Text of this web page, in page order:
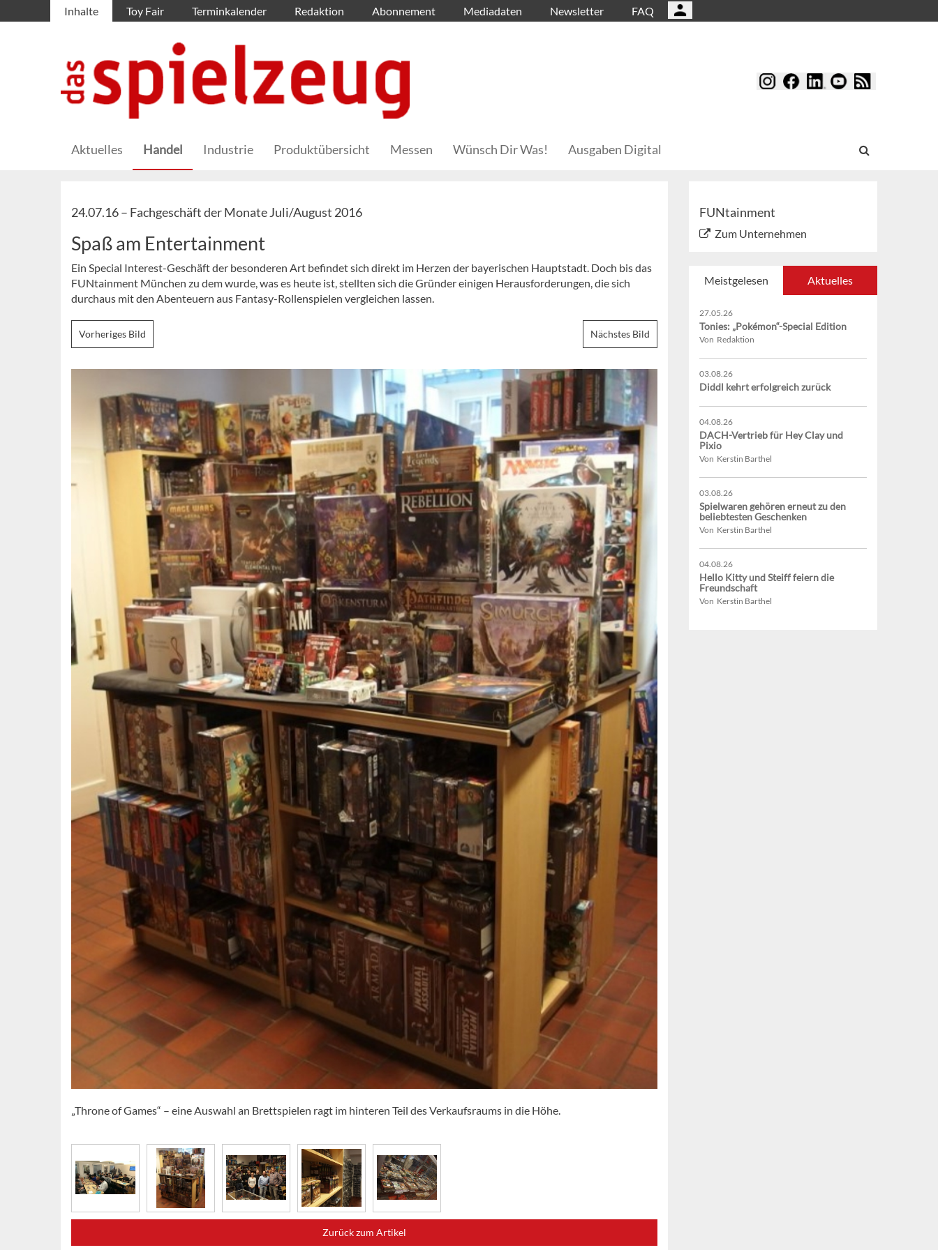
Inhalte Toy Fair Terminkalender Redaktion Abonnement Mediadaten Newsletter FAQ
Aktuelles Handel Industrie Produktübersicht Messen Wünsch Dir Was! Ausgaben Digital
24.07.16 – Fachgeschäft der Monate Juli/August 2016
Spaß am Entertainment
Ein Special Interest-Geschäft der besonderen Art befindet sich direkt im Herzen der bayerischen Hauptstadt. Doch bis das
FUNtainment München zu dem wurde, was es heute ist, stellten sich die Gründer einigen Herausforderungen, die sich
durchaus mit den Abenteuern aus Fantasy-Rollenspielen vergleichen lassen.
Vorheriges Bild Nächstes Bild
„Throne of Games“ – eine Auswahl an Brettspielen ragt im hinteren Teil des Verkaufsraums in die Höhe.
Zurück zum Artikel
FUNtainment
Zum Unternehmen
Meistgelesen Aktuelles
27.05.26
Tonies: „Pokémon“-Special Edition
Von Redaktion
03.08.26
Diddl kehrt erfolgreich zurück
04.08.26
DACH-Vertrieb für Hey Clay und
Pixio
Von Kerstin Barthel
03.08.26
Spielwaren gehören erneut zu den
beliebtesten Geschenken
Von Kerstin Barthel
04.08.26
Hello Kitty und Steiff feiern die
Freundschaft
Von Kerstin Barthel